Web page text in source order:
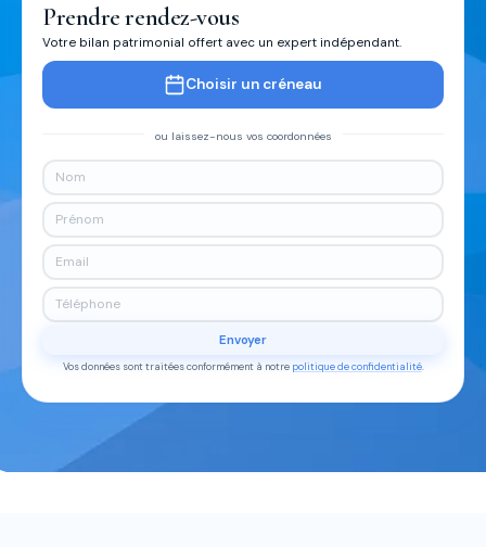
Prendre rendez-vous
Votre bilan patrimonial offert avec un expert indépendant.
Choisir un créneau
ou laissez-nous vos coordonnées
Envoyer
Vos données sont traitées conformément à notre politique de confidentialité.